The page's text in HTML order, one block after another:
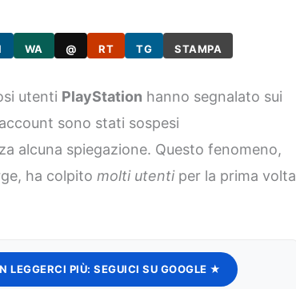
WA @ RT TG STAMPA
utenti PlayStation hanno segnalato sui
sono stati sospesi
alcuna spiegazione. Questo fenomeno,
ha colpitomolti utentiper la prima volta
LEGGERCI PIÙ: SEGUICI SU GOOGLE ★